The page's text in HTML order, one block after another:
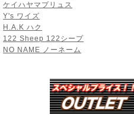
ケイハヤマプリュス
Y's ワイズ
H.A.K ハク
122 Sheep 122シープ
NO NAME ノーネーム